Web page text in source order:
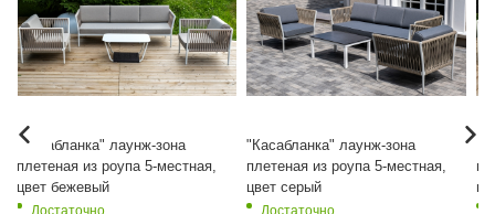
"Касабланка" лаунж-зона
плетеная из роупа 5-местная,
цвет бежевый
Достаточно
"Касабланка" лаунж-зона
плетеная из роупа 5-местная,
цвет серый
Достаточно